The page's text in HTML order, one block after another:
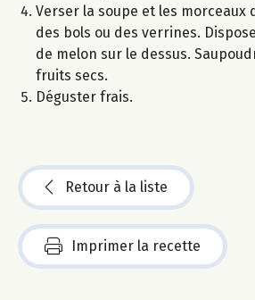
Verser la soupe et les morceaux
des bols ou des verrines.
de melon sur le dessus.
fruits secs.
Déguster frais.
Retour à la liste
Imprimer la recette